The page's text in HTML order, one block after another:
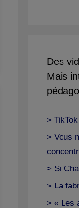
Des
Mais
>
> Vous
> Si
> La
> « Les